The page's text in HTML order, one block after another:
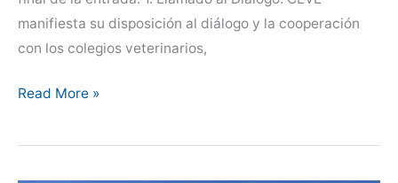
manifiesta su disposición al diálogo y la cooperación
con los colegios veterinarios,
Carta
a
Read More »